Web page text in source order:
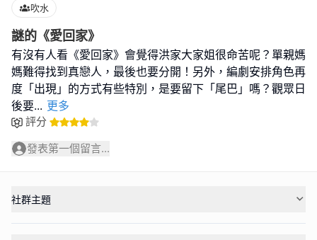
吹水
謎的《愛回家》
有沒有人看《愛回家》會覺得洪家大家姐很命苦呢？單親媽
媽難得找到真戀人，最後也要分開！另外，編劇安排角色再
度「出現」的方式有些特別，是要留下「尾巴」嗎？觀眾日
後要... 更多
評分
發表第一個留言...
社群主題